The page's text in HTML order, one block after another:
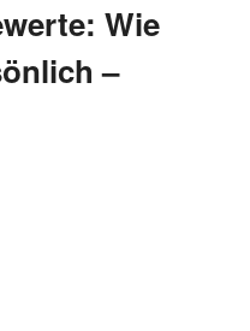
Wie
–